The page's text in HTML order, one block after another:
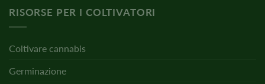
RISORSE PER I COLTIVATORI
Coltivare cannabis
Germinazione